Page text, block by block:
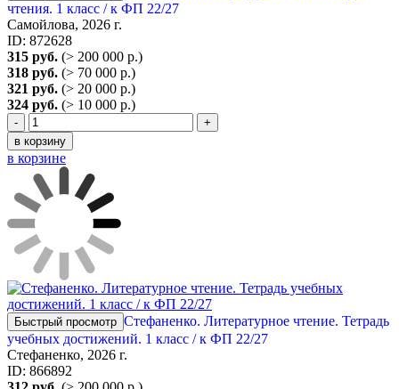
чтения. 1 класс / к ФП 22/27
Самойлова, 2026 г.
ID: 872628
315 руб. (> 200 000 р.)
318 руб. (> 70 000 р.)
321 руб. (> 20 000 р.)
324 руб. (> 10 000 р.)
-
+
в корзину
в корзине
Быстрый просмотр Стефаненко. Литературное чтение. Тетрадь
учебных достижений. 1 класс / к ФП 22/27
Стефаненко, 2026 г.
ID: 866892